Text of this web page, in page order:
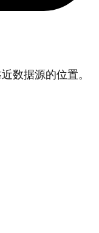
数据源的位置。